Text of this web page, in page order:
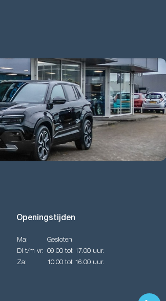
Openingstijden
Ma:
Gesloten
Di t/m vr:
09.00 tot 17.00 uur.
Za:
10.00 tot 16.00 uur.